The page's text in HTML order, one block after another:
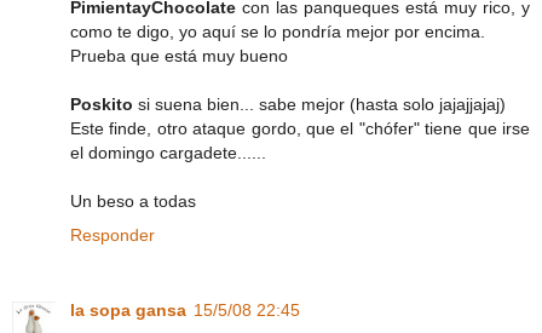
PimientayChocolate con las panqueques está muy rico, y
como te digo, yo aquí se lo pondría mejor por encima.
Prueba que está muy bueno
Poskito si suena bien... sabe mejor (hasta solo jajajjajaj)
Este finde, otro ataque gordo, que el "chófer" tiene que irse
el domingo cargadete......
Un beso a todas
Responder
la sopa gansa 15/5/08 22:45